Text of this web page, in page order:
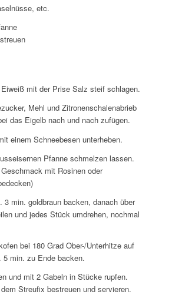
etc.
mit der Prise Salz steif schlagen.
Mehl und Zitronenschalenabrieb
das Eigelb nach und nach zufügen.
einem Schneebesen unterheben.
Pfanne schmelzen lassen.
mit Rosinen oder
3 min. goldbraun backen, danach über
und jedes Stück umdrehen, nochmal
bei 180 Grad Ober-/Unterhitze auf
min. zu Ende backen.
und mit 2 Gabeln in Stücke rupfen.
Streufix bestreuen und servieren.